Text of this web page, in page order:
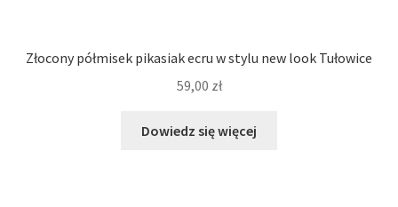
Złocony półmisek pikasiak ecru w stylu new look Tułowice
59,00 zł
Dowiedz się więcej